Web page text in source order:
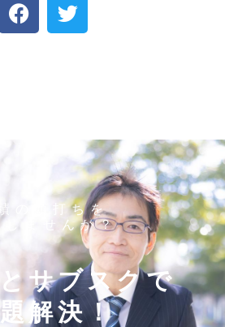
の頭打ちを
しませんか？
サブスクで
解決！